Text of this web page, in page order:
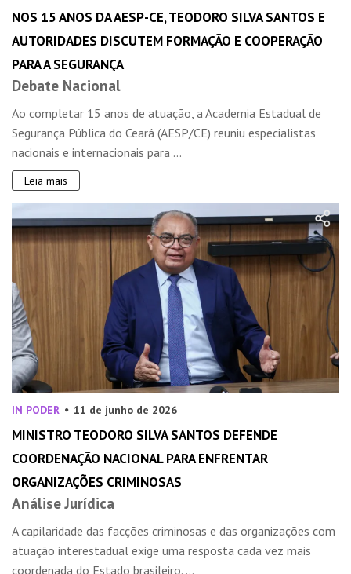
NOS 15 ANOS DA AESP-CE, TEODORO SILVA SANTOS E
AUTORIDADES DISCUTEM FORMAÇÃO E COOPERAÇÃO
PARA A SEGURANÇA
Debate Nacional
Ao completar 15 anos de atuação, a Academia Estadual de
Segurança Pública do Ceará (AESP/CE) reuniu especialistas
nacionais e internacionais para ...
Leia mais
IN PODER 11 de junho de 2026
MINISTRO TEODORO SILVA SANTOS DEFENDE
COORDENAÇÃO NACIONAL PARA ENFRENTAR
ORGANIZAÇÕES CRIMINOSAS
Análise Jurídica
A capilaridade das facções criminosas e das organizações com
atuação interestadual exige uma resposta cada vez mais
coordenada do Estado brasileiro. ...